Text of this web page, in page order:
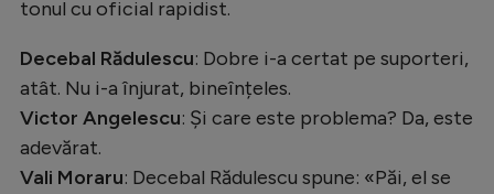
tonul cu oficial rapidist.
Decebal Rădulescu: Dobre i-a certat pe suporteri,
atât. Nu i-a înjurat, bineînțeles.
Victor Angelescu: Și care este problema? Da, este
adevărat.
Vali Moraru: Decebal Rădulescu spune: «Păi, el se